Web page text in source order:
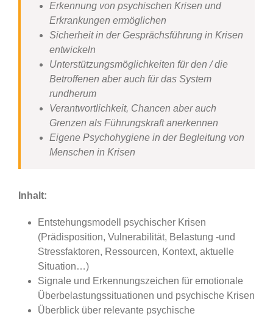
Erkennung von psychischen Krisen und
Erkrankungen ermöglichen
Sicherheit in der Gesprächsführung in Krisen
entwickeln
Unterstützungsmöglichkeiten für den / die
Betroffenen aber auch für das System
rundherum
Verantwortlichkeit, Chancen aber auch
Grenzen als Führungskraft anerkennen
Eigene Psychohygiene in der Begleitung von
Menschen in Krisen
Inhalt:
Entstehungsmodell psychischer Krisen
(Prädisposition, Vulnerabilität, Belastung -und
Stressfaktoren, Ressourcen, Kontext, aktuelle
Situation…)
Signale und Erkennungszeichen für emotionale
Überbelastungssituationen und psychische Krisen
Überblick über relevante psychische